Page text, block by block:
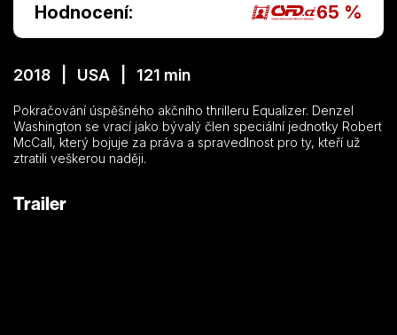
Hodnocení: 65 %
2018 | USA | 121 min
Pokračování úspěšného akčního thrilleru Equalizer. Denzel
Washington se vrací jako bývalý člen speciální jednotky Robert
McCall, který bojuje za práva a spravedlnost pro ty, kteří už
ztratili veškerou naději.
Trailer